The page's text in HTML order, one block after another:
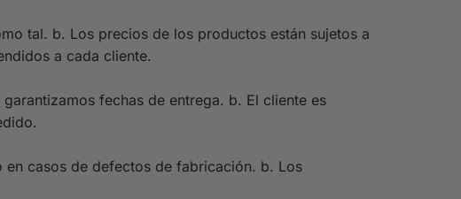
tal. b. Los precios de los productos están sujetos a
a cada cliente.
fechas de entrega. b. El cliente es
casos de defectos de fabricación. b. Los